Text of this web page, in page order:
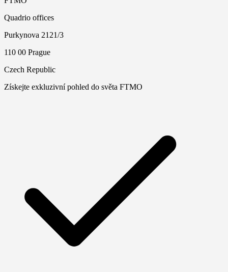
Quadrio offices
Purkynova 2121/3
110 00 Prague
Czech Republic
Získejte exkluzivní pohled do světa FTMO